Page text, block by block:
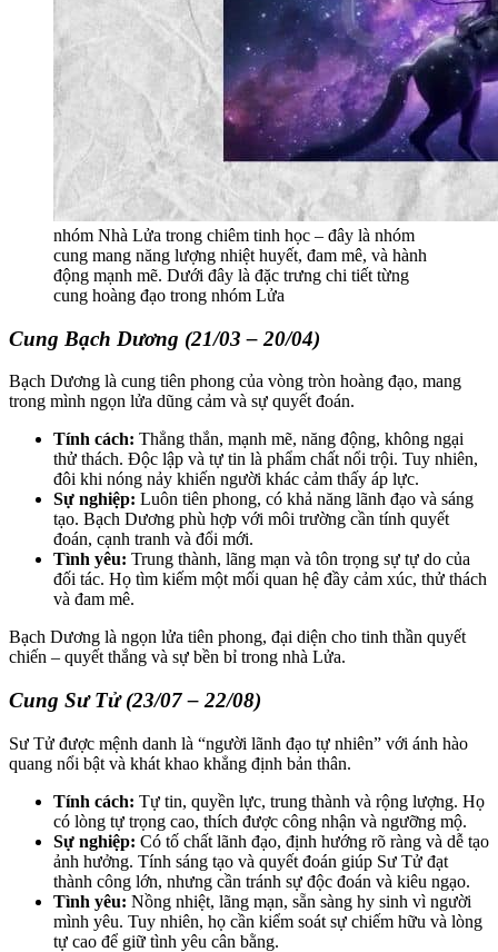
nhóm Nhà Lửa trong chiêm tinh học – đây là nhóm
cung mang năng lượng nhiệt huyết, đam mê, và hành
động mạnh mẽ. Dưới đây là đặc trưng chi tiết từng
cung hoàng đạo trong nhóm Lửa
Cung Bạch Dương (21/03 – 20/04)
Bạch Dương là cung tiên phong của vòng tròn hoàng đạo, mang
trong mình ngọn lửa dũng cảm và sự quyết đoán.
Tính cách: Thẳng thắn, mạnh mẽ, năng động, không ngại
thử thách. Độc lập và tự tin là phẩm chất nổi trội. Tuy nhiên,
đôi khi nóng nảy khiến người khác cảm thấy áp lực.
Sự nghiệp: Luôn tiên phong, có khả năng lãnh đạo và sáng
tạo. Bạch Dương phù hợp với môi trường cần tính quyết
đoán, cạnh tranh và đổi mới.
Tình yêu: Trung thành, lãng mạn và tôn trọng sự tự do của
đối tác. Họ tìm kiếm một mối quan hệ đầy cảm xúc, thử thách
và đam mê.
Bạch Dương là ngọn lửa tiên phong, đại diện cho tinh thần quyết
chiến – quyết thắng và sự bền bỉ trong nhà Lửa.
Cung Sư Tử (23/07 – 22/08)
Sư Tử được mệnh danh là “người lãnh đạo tự nhiên” với ánh hào
quang nổi bật và khát khao khẳng định bản thân.
Tính cách: Tự tin, quyền lực, trung thành và rộng lượng. Họ
có lòng tự trọng cao, thích được công nhận và ngưỡng mộ.
Sự nghiệp: Có tố chất lãnh đạo, định hướng rõ ràng và dễ tạo
ảnh hưởng. Tính sáng tạo và quyết đoán giúp Sư Tử đạt
thành công lớn, nhưng cần tránh sự độc đoán và kiêu ngạo.
Tình yêu: Nồng nhiệt, lãng mạn, sẵn sàng hy sinh vì người
mình yêu. Tuy nhiên, họ cần kiểm soát sự chiếm hữu và lòng
tự cao để giữ tình yêu cân bằng.